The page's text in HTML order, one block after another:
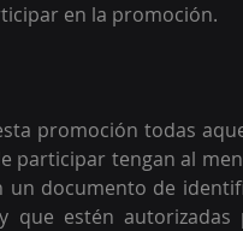
en la promoción.
promoción todas
participar tengan al
documento de
que estén